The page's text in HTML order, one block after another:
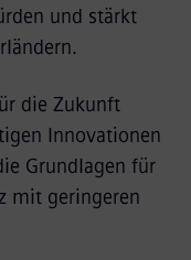
und stärkt
die Zukunft
Innovationen
Grundlagen für
mit geringeren